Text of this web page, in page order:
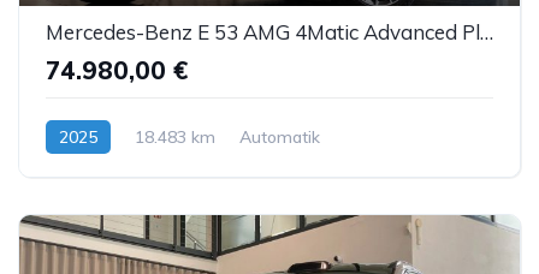
Mercedes-Benz E 53 AMG 4Matic Advanced Plus NightP DTR AHK 20"
74.980,00 €
2025 18.483 km
Automatik